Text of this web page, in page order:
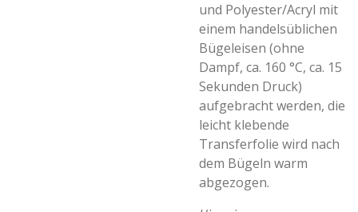
und Polyester/Acryl mit
einem handelsüblichen
Bügeleisen (ohne
Dampf, ca. 160 °C, ca. 15
Sekunden Druck)
aufgebracht werden, die
leicht klebende
Transferfolie wird nach
dem Bügeln warm
abgezogen.